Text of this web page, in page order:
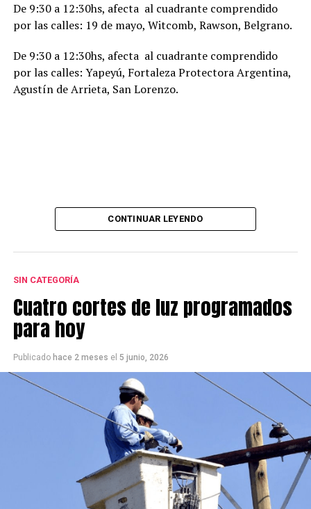
De 9:30 a 12:30hs, afecta al cuadrante comprendido
por las calles: 19 de mayo, Witcomb, Rawson, Belgrano.
De 9:30 a 12:30hs, afecta al cuadrante comprendido
por las calles: Yapeyú, Fortaleza Protectora Argentina,
Agustín de Arrieta, San Lorenzo.
CONTINUAR LEYENDO
SIN CATEGORÍA
Cuatro cortes de luz programados
para hoy
Publicado hace 2 meses el 5 junio, 2026